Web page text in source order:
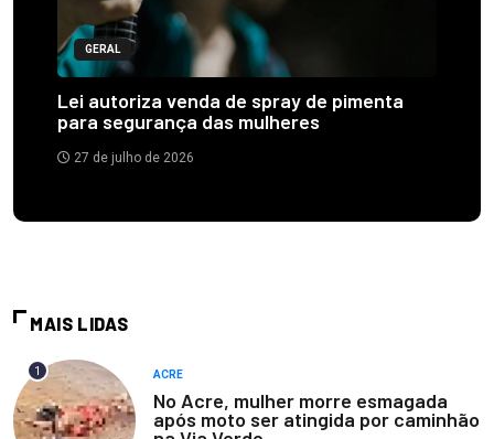
GERAL
Lei autoriza venda de spray de pimenta
para segurança das mulheres
27 de julho de 2026
MAIS LIDAS
1 ACRE
No Acre, mulher morre esmagada
após moto ser atingida por caminhão